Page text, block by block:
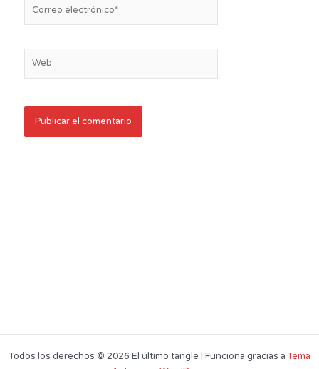
electrónico*
Todos los derechos © 2026 El último tangle | Funciona gracias aTema